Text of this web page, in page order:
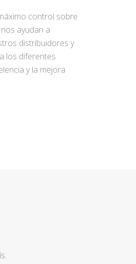
control sobre
ayudan a
distribuidores y
los diferentes
y la mejora